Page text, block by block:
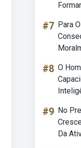
#7 Para
#8 O
#9 No
Da